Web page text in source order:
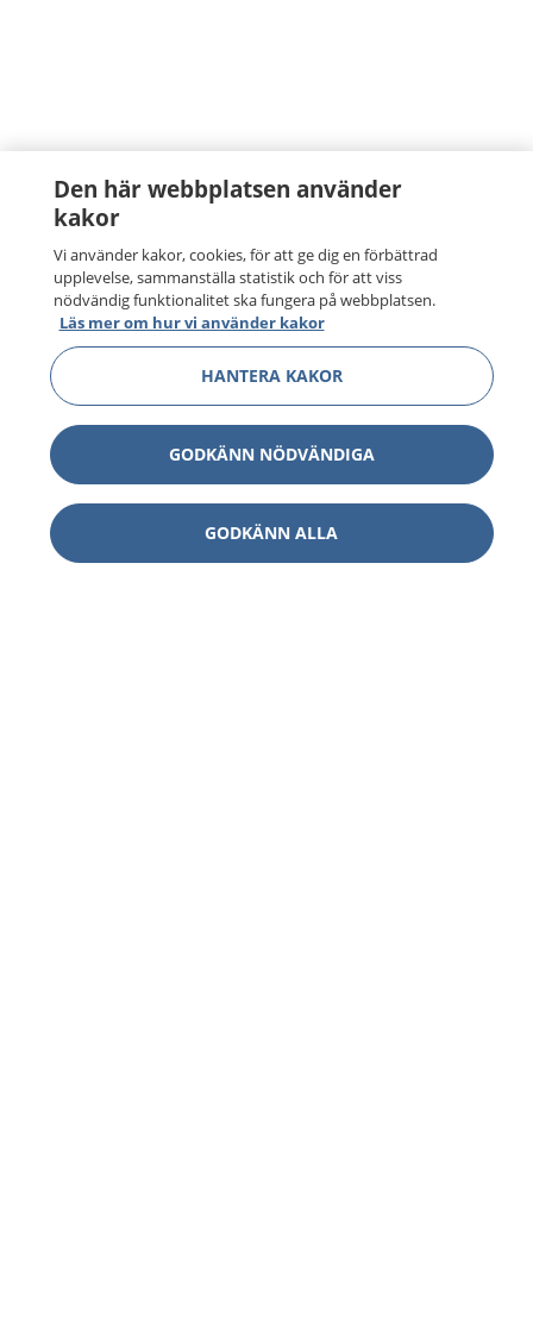
Den här webbplatsen använder
kakor
Vi använder kakor, cookies, för att ge dig en förbättrad
upplevelse, sammanställa statistik och för att viss
nödvändig funktionalitet ska fungera på webbplatsen.
Läs mer om hur vi använder kakor
HANTERA KAKOR
GODKÄNN NÖDVÄNDIGA
GODKÄNN ALLA